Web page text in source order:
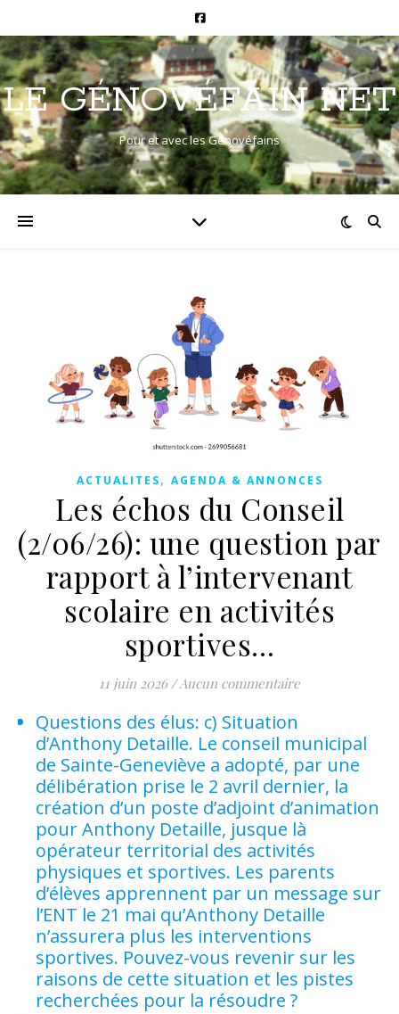
LE GÉNOVÉFAIN NET
Pour et avec les Génovéfains
ACTUALITES, AGENDA & ANNONCES
Les échos du Conseil
(2/06/26): une question par
rapport à l’intervenant
scolaire en activités
sportives…
11 juin 2026 / Aucun commentaire
Questions des élus: c) Situation
d’Anthony Detaille. Le conseil municipal
de Sainte-Geneviève a adopté, par une
délibération prise le 2 avril dernier, la
création d’un poste d’adjoint d’animation
pour Anthony Detaille, jusque là
opérateur territorial des activités
physiques et sportives. Les parents
d’élèves apprennent par un message sur
l’ENT le 21 mai qu’Anthony Detaille
n’assurera plus les interventions
sportives. Pouvez-vous revenir sur les
raisons de cette situation et les pistes
recherchées pour la résoudre ?